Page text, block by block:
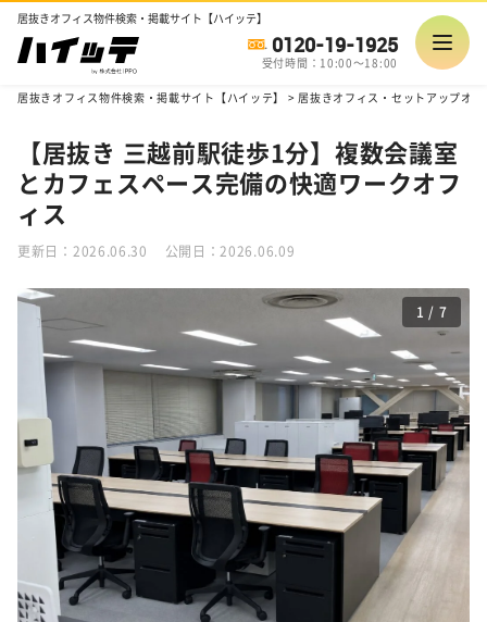
居抜きオフィス物件検索・掲載サイト【ハイッテ】
0120-19-1925
受付時間：10:00～18:00
居抜きオフィス物件検索・掲載サイト【ハイッテ】 > 居抜きオフィス・セットアップオ
【居抜き 三越前駅徒歩1分】複数会議室
とカフェスペース完備の快適ワークオフ
ィス
更新日：2026.06.30 公開日：2026.06.09
1 / 7